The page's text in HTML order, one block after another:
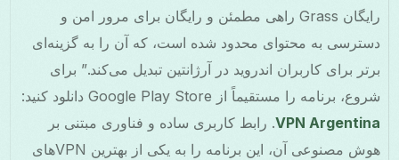
رایگان Grass راهی مطمئن و رایگان برای مرور امن و
دسترسی به محتوای محدود شده است، که آن را به گزینه‌ای
برتر برای کاربران اندروید در آرژانتین تبدیل می‌کند.” برای
شروع، برنامه را مستقیماً از Google Play Store دانلود کنید:
VPN Argentina. رابط کاربری ساده و فناوری مبتنی بر
هوش مصنوعی آن، این برنامه را به یکی از بهترین VPNهای